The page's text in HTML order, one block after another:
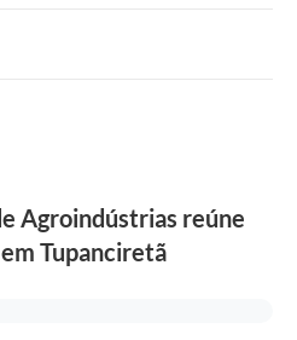
Agroindústrias reúne
Tupanciretã